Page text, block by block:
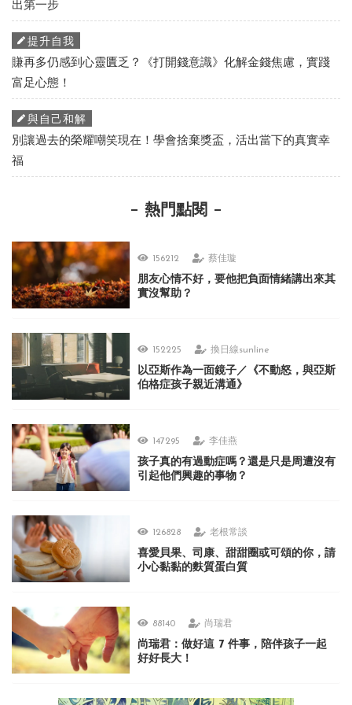
出第一步
提升自我
賺再多仍感到心靈匱乏？《打開錢意識》化解金錢焦慮，實踐
富足心態！
與自己和解
別讓過去的榮耀嘲笑現在！學會捨棄獎盃，活出當下的真實幸
福
熱門點閱
156212 蔡佳璇
朋友心情不好，要他把負面情緒講出來其
實沒幫助？
152225 換日線sunline
以亞斯作為一面鏡子／《不動怒，與亞斯
伯格症孩子親近溝通》
147295 李佳燕
孩子真的有過動症嗎？還是只是周遭沒有
引起他們興趣的事物？
126828 老根常談
喜愛貝果、司康、甜甜圈或可頌的你，請
小心黏黏的麩質蛋白質
88140 尚瑞君
尚瑞君：做好這 7 件事，陪伴孩子一起
好好長大！